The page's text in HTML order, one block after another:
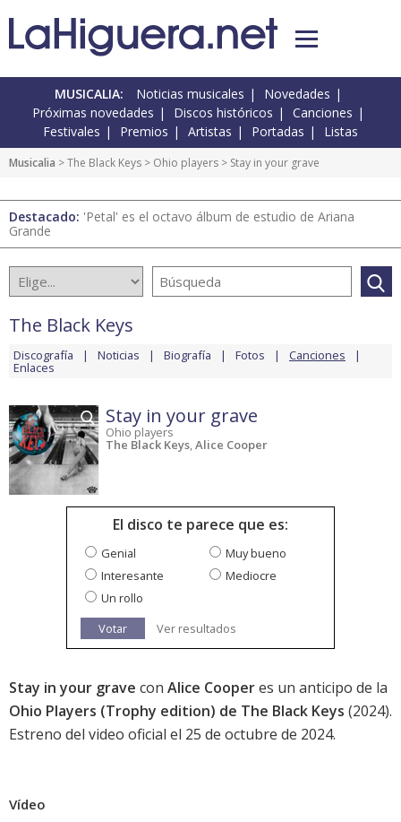
MUSICALIA: Noticias musicales
Novedades
Próximas novedades
Discos históricos
Canciones
Festivales
Premios Artistas Portadas Listas
Musicalia >The Black Keys > Ohio players > Stay in your grave
Destacado: 'Petal' es el octavo álbum de estudio de Ariana
Grande
The Black Keys
Discografía Noticias Biografía Fotos Canciones
Enlaces
Stay in your grave
Ohio players
The Black Keys,Alice Cooper
El disco te parece que es:
Genial
Muy bueno
Interesante
Mediocre
Un rollo
Votar
Ver resultados
Stay in your grave con Alice Cooperes un anticipo de la
Ohio Players (Trophy edition) de The Black Keys (2024).
Estreno del video oficial el 25 de octubre de 2024.
Vídeo